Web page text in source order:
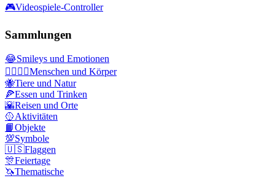
🎮Videospiele-Controller
Sammlungen
😂Smileys und Emotionen
👩‍❤️‍💋‍👨Menschen und Körper
🐝Tiere und Natur
🍕Essen und Trinken
🌇Reisen und Orte
🥎Aktivitäten
📙Objekte
💯Symbole
🇺🇸Flaggen
🎊Feiertage
🦄Thematische